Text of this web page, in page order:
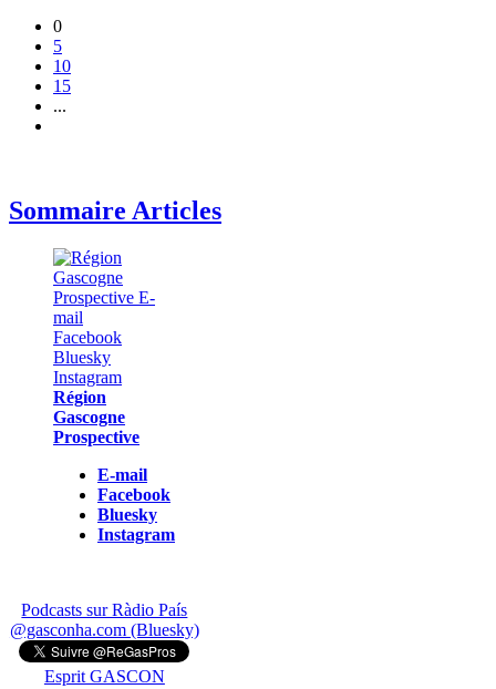
0
5
10
15
...
Sommaire Articles
Région
Gascogne
Prospective
E-mail
Facebook
Bluesky
Instagram
Podcasts sur Ràdio País
@gasconha.com (Bluesky)
Esprit GASCON